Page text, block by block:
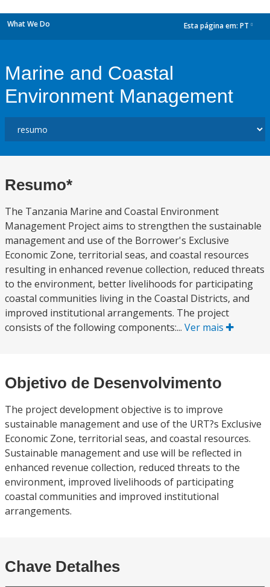
What We Do Esta página em: PT
Marine and Coastal
Environment Management
Resumo*
The Tanzania Marine and Coastal Environment
Management Project aims to strengthen the sustainable
management and use of the Borrower's Exclusive
Economic Zone, territorial seas, and coastal resources
resulting in enhanced revenue collection, reduced threats
to the environment, better livelihoods for participating
coastal communities living in the Coastal Districts, and
improved institutional arrangements. The project
consists of the following components:... Ver mais
Objetivo de Desenvolvimento
The project development objective is to improve
sustainable management and use of the URT?s Exclusive
Economic Zone, territorial seas, and coastal resources.
Sustainable management and use will be reflected in
enhanced revenue collection, reduced threats to the
environment, improved livelihoods of participating
coastal communities and improved institutional
arrangements.
Chave Detalhes